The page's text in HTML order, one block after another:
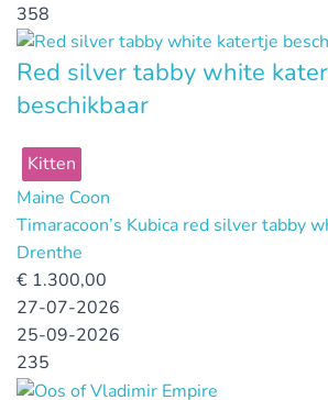
358
Red silver tabby white
beschikbaar
Kitten
Maine Coon
Timaracoon’s Kubica red silver tabby
Drenthe
€ 1.300,00
27-07-2026
25-09-2026
235